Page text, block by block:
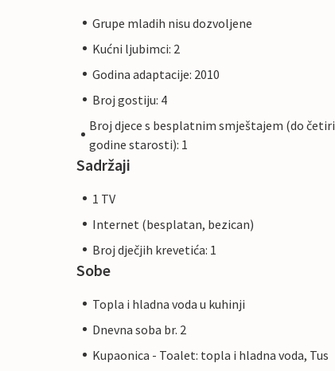
Grupe mladih nisu dozvoljene
Kućni ljubimci: 2
Godina adaptacije: 2010
Broj gostiju: 4
Broj djece s besplatnim smještajem (do četiri
godine starosti): 1
Sadržaji
1 TV
Internet (besplatan, bezican)
Broj dječjih krevetića: 1
Sobe
Topla i hladna voda u kuhinji
Dnevna soba br. 2
Kupaonica - Toalet: topla i hladna voda, Tus